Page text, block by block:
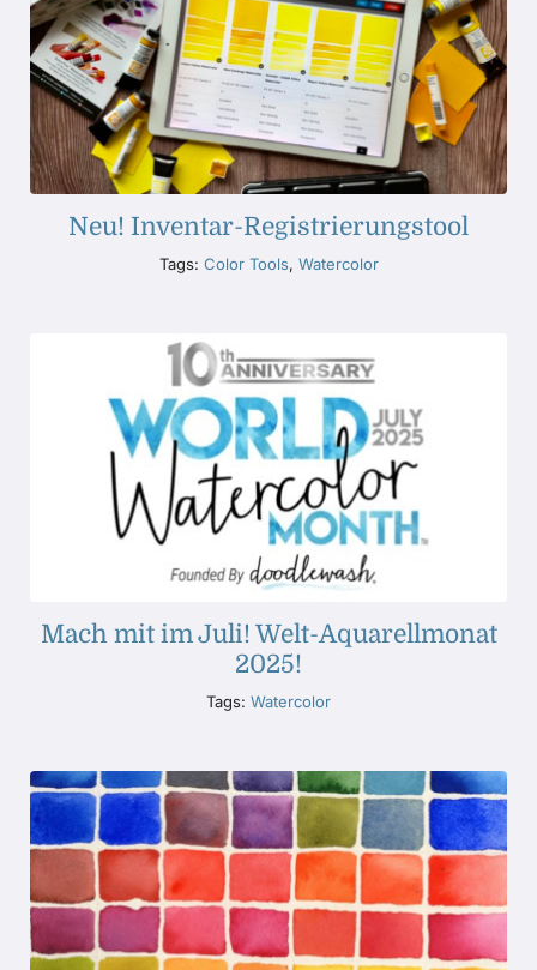
Neu! Inventar-Registrierungstool
Tags: Color Tools, Watercolor
Mach mit im Juli! Welt-Aquarellmonat
2025!
Tags: Watercolor